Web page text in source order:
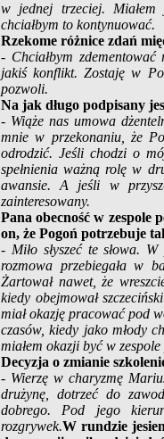
w jednej trzeciej.
chciałbym to kontynuować.
Rzekome różnice zdań
- Chciałbym
jakiś konflikt. Zostaję w
pozwoli.
Na jak długo podpisany
- Wiąże nas umowa
mnie w przekonaniu, że
odrodzić. Jeśli chodzi o
spełnienia ważną rolę w
awansie. A jeśli w
zainteresowany.
Pana obecność w zespole
on, że Pogoń potrzebuje
- Miło słyszeć te słowa.
rozmowa przebiegała w
Żartował nawet, że
kiedy obejmował
miał okazję pracować pod
czasów, kiedy jako młody
miałem okazji być w
Decyzja o zmianie
- Wierzę w charyzmę
drużynę, dotrzeć do
dobrego. Pod jego
rozgrywek.W rundzie